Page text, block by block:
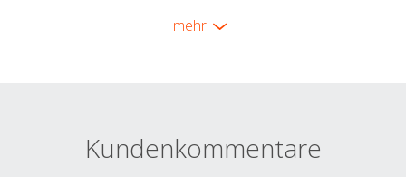
mehr
Kundenkommentare